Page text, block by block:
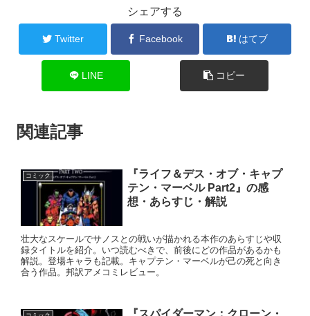
シェアする
Twitter Facebook はてブ
LINE コピー
関連記事
コミック
『ライフ＆デス・オブ・キャプ
テン・マーベル Part2』の感
想・あらすじ・解説
壮大なスケールでサノスとの戦いが描かれる本作のあらすじや収
録タイトルを紹介。いつ読むべきで、前後にどの作品があるかも
解説。登場キャラも記載。キャプテン・マーベルが己の死と向き
合う作品。邦訳アメコミレビュー。
『スパイダーマン：クローン・